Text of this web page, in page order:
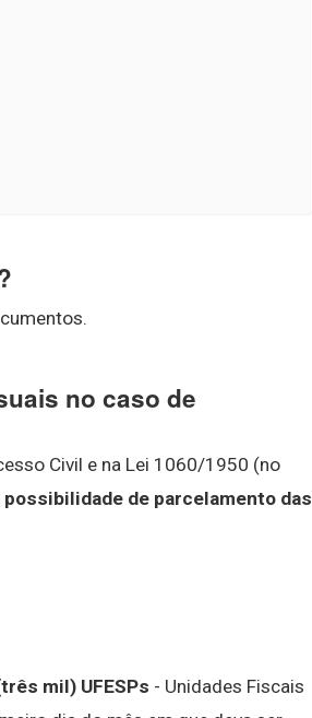
no caso de
Civil e na Lei 1060/1950 (no
de parcelamento das
mil) UFESPs - Unidades Fiscais